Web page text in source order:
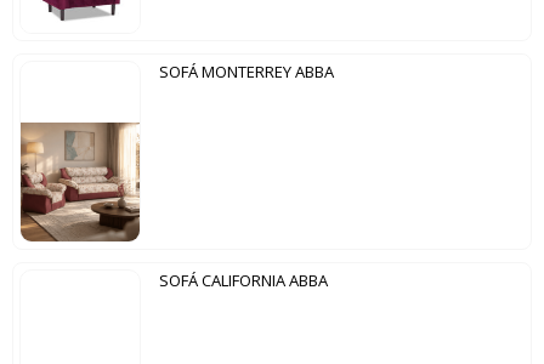
SOFÁ MONTERREY ABBA
SOFÁ CALIFORNIA ABBA